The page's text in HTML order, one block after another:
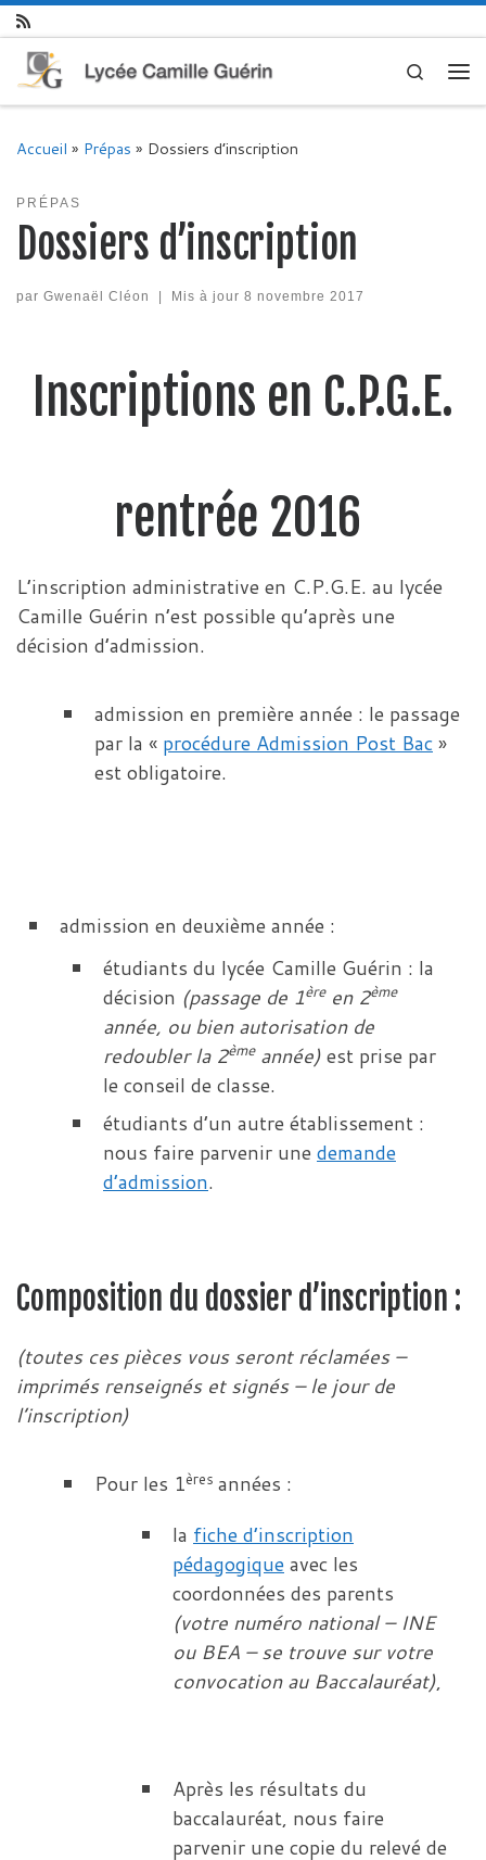
Skip to content
Search
Accueil » Prépas » Dossiers d’inscription
PRÉPAS
Dossiers d’inscription
par Gwenaël Cléon | Mis à jour 8 novembre 2017
Inscriptions en C.P.G.E.
rentrée 2016
L’inscription administrative en C.P.G.E. au lycée
Camille Guérin n’est possible qu’après une
décision d’admission.
admission en première année : le passage
par la « procédure Admission Post Bac»
est obligatoire.
admission en deuxième année :
étudiants du lycée Camille Guérin : la
décision (passage de 1èreen 2ème
année, ou bien autorisation de
redoubler la 2èmeannée)est prise par
le conseil de classe.
étudiants d’un autre établissement :
nous faire parvenir une demande
d’admission.
Composition du dossier d’inscription :
(toutes ces pièces vous seront réclamées –
imprimés renseignés et signés – le jour de
l’inscription)
Pour les 1ères années :
la fiche d’inscription
pédagogiqueavec les
coordonnées des parents
(votre numéro national – INE
ou BEA – se trouve sur votre
convocation au Baccalauréat),
Après les résultats du
baccalauréat, nous faire
parvenir une copie du relevé de